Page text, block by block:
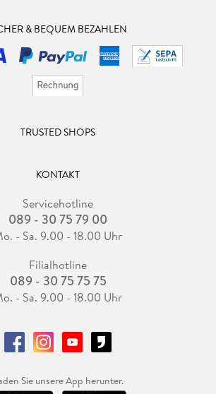
#buch #lesen #booklover
#leseempfehlung #meinung
& BEQUEM BEZAHLEN
TRUSTED SHOPS
KONTAKT
Servicehotline
089 - 30 75 79 00
- Sa. 9.00 - 18.00 Uhr
Filialhotline
089 - 30 75 75 75
- Sa. 9.00 - 18.00 Uhr
Sie unsere App herunter.